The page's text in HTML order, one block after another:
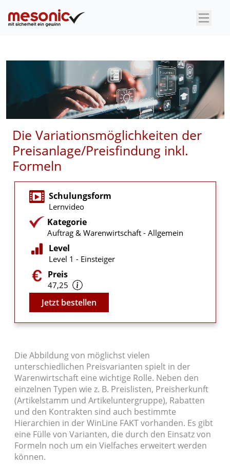
×
Die Variationsmöglichkeiten der
Preisanlage/Preisfindung inkl.
Formeln
Schulungsform
Lernvideo
Kategorie
Auftrag & Warenwirtschaft - Allgemein
Level
Level 1 - Einsteiger
Preis
47,25
Video
Jetzt bestellen
Die Abbildung von möglichst vielen
unterschiedlichen Preisvarianten spielt in der
Warenwirtschaft eine wichtige Rolle. Neben den
einzelnen Typen wie z. B. Preislisten, Preisherkunft
(Artikelstamm und Artikeluntergruppe), Rabatten
und den Kontrakten sind auch bestimmte
Hierarchien in der WinLine FAKT vorhanden. Es gibt
eine Fülle von Varianten, die durch den Einsatz von
Formeln noch um ein Vielfaches erweitert werden
können.